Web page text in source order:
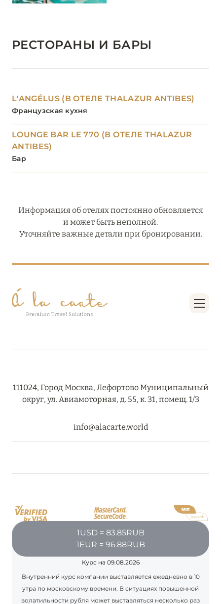
РЕСТОРАНЫ И БАРЫ
L'ANGÉLUS (В ОТЕЛЕ THALAZUR ANTIBES)
Французская кухня
LOUNGE BAR LE 770 (В ОТЕЛЕ THALAZUR
ANTIBES)
Бар
Информация об отелях постоянно обновляется
и может быть неполной.
Уточняйте важные детали при бронировании.
111024, Город Москва, Лефортово Муниципальный
округ, ул. Авиамоторная, д. 55, к. 31, помещ. 1/3
info@alacarte.world
1USD = 83.85RUB
1EUR = 96.88RUB
Курс на 09.08.2026
Внутренний курс компании выставляется ежедневно в 10
утра по московскому времени. В ситуациях повышенной
волатильности рубля может выставляться несколько раз